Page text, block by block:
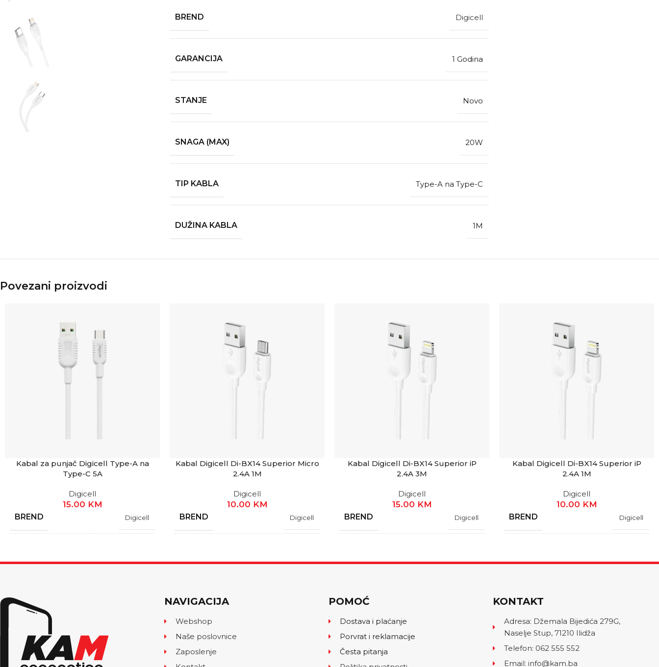
BREND Digicell
GARANCIJA 1 Godina
STANJE Novo
SNAGA (MAX) 20W
TIP KABLA Type-A na Type-C
DUŽINA KABLA 1M
Povezani proizvodi
Kabal za punjač Digicell Type-A na
Type-C 5A
Digicell
15.00 KM
BREND Digicell
TIP KABLA
DUŽINA KABLA
Kabal Digicell Di-BX14 Superior Micro
2.4A 1M
Digicell
10.00 KM
BREND Digicell
Kabal Digicell Di-BX14 Superior iP
2.4A 3M
Digicell
15.00 KM
BREND Digicell
Kabal Digicell Di-BX14 Superior iP
2.4A 1M
Digicell
10.00 KM
BREND Digicell
DUŽINA KABLA
NAVIGACIJA
Webshop
Naše poslovnice
Zaposlenje
POMOĆ
Dostava i plaćanje
Porvrat i reklamacije
Česta pitanja
KONTAKT
Adresa: Džemala Bijedića 279G,
Naselje Stup, 71210 Ilidža
Telefon: 062 555 552
Email: info@kam.ba